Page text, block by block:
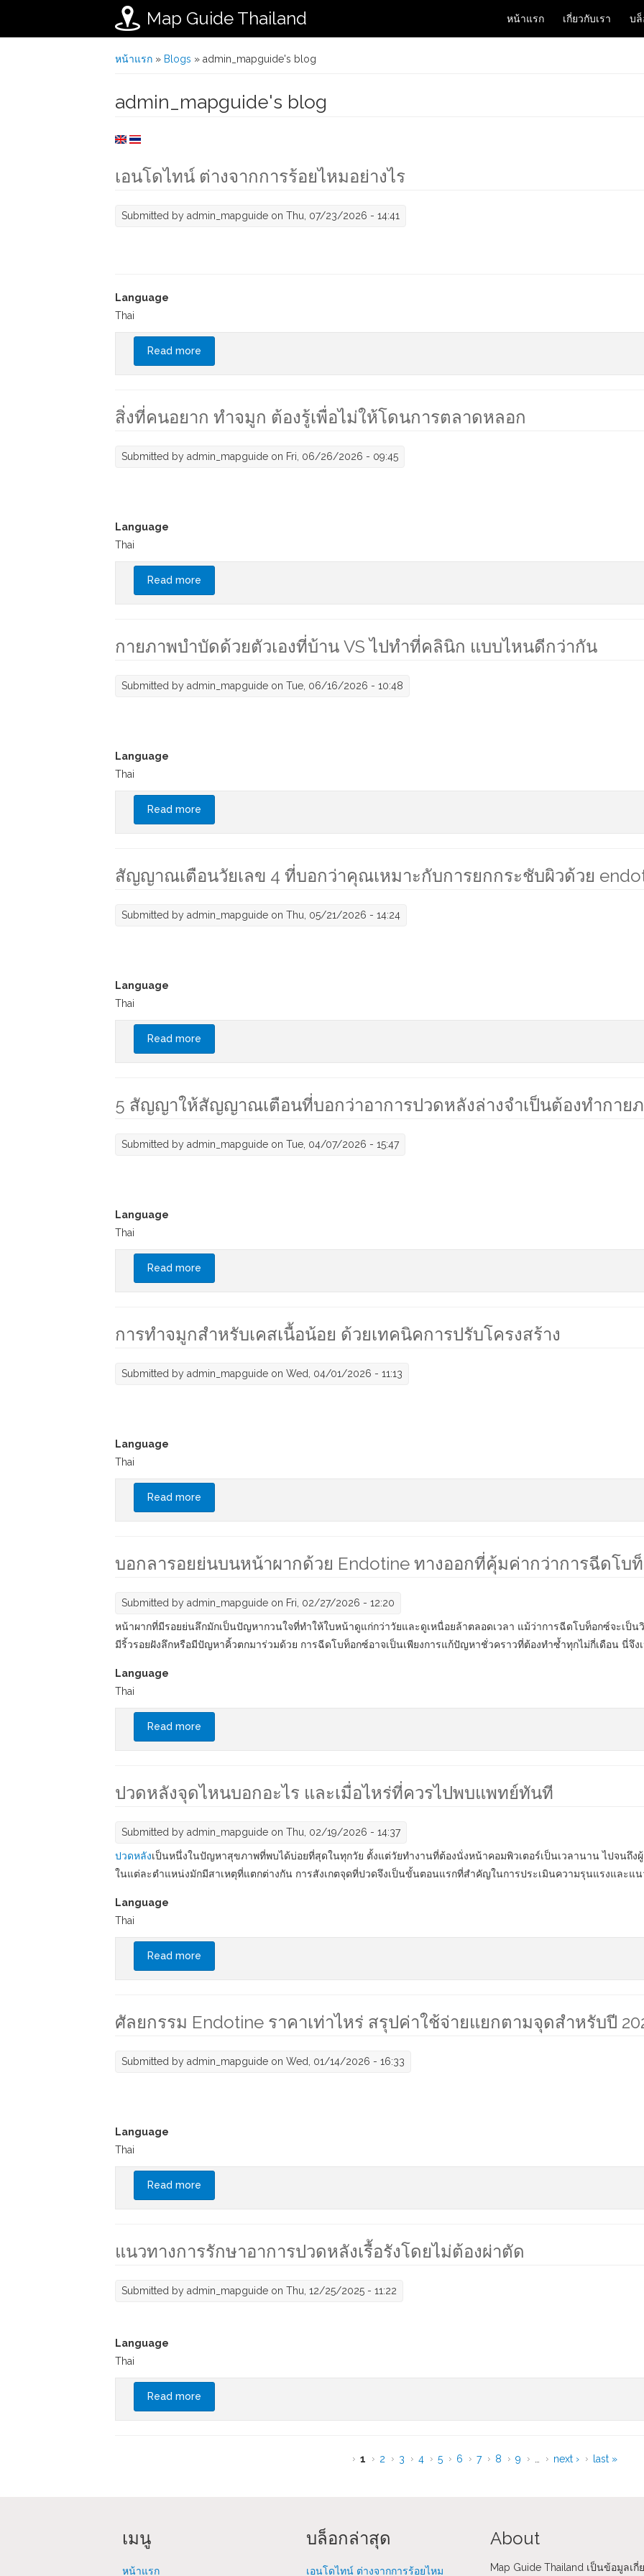
Map Guide Thailand หน้าแรก เกี่ยวกับเรา บล็
You are here
หน้าแรก » Blogs » admin_mapguide's blog
admin_mapguide's blog
เอนโดไทน์ ต่างจากการร้อยไหมอย่างไร
Submitted by admin_mapguide on Thu, 07/23/2026 - 14:41
Language
Thai
Read more
สิ่งที่คนอยาก ทำจมูก ต้องรู้เพื่อไม่ให้โดนการตลาดหลอก
Submitted by admin_mapguide on Fri, 06/26/2026 - 09:45
Language
Thai
Read more
กายภาพบำบัดด้วยตัวเองที่บ้าน VS ไปทำที่คลินิก แบบไหนดีกว่ากัน
Submitted by admin_mapguide on Tue, 06/16/2026 - 10:48
Language
Thai
Read more
สัญญาณเตือนวัยเลข 4 ที่บอกว่าคุณเหมาะกับการยกกระชับผิวด้วย
Submitted by admin_mapguide on Thu, 05/21/2026 - 14:24
Language
Thai
Read more
5 สัญญาให้สัญญาณเตือนที่บอกว่าอาการปวดหลังล่างจำเป็นต้องทำกาย
Submitted by admin_mapguide on Tue, 04/07/2026 - 15:47
Language
Thai
Read more
การทำจมูกสำหรับเคสเนื้อน้อย ด้วยเทคนิคการปรับโครงสร้าง
Submitted by admin_mapguide on Wed, 04/01/2026 - 11:13
Language
Thai
Read more
บอกลารอยย่นบนหน้าผากด้วย Endotine ทางออกที่คุ้มค่ากว่าการฉีดโบ
Submitted by admin_mapguide on Fri, 02/27/2026 - 12:20
หน้าผากที่มีรอยย่นลึกมักเป็นปัญหากวนใจที่ทำให้ใบหน้าดูแก่กว่าวัยและดูเหนื่อยล้าตลอดเวลา แม้ว่าการฉีดโบท็อกซ์จะเป็
มีริ้วรอยฝังลึกหรือมีปัญหาคิ้วตกมาร่วมด้วย การฉีดโบท็อกซ์อาจเป็นเพียงการแก้ปัญหาชั่วคราวที่ต้องทำซ้ำทุกไม่กี่เดือน นี่จึง
Language
Thai
Read more
ปวดหลังจุดไหนบอกอะไร และเมื่อไหร่ที่ควรไปพบแพทย์ทันที
Submitted by admin_mapguide on Thu, 02/19/2026 - 14:37
ปวดหลังเป็นหนึ่งในปัญหาสุขภาพที่พบได้บ่อยที่สุดในทุกวัย ตั้งแต่วัยทำงานที่ต้องนั่งหน้าคอมพิวเตอร์เป็นเวลานาน ไปจนถึง
ในแต่ละตำแหน่งมักมีสาเหตุที่แตกต่างกัน การสังเกตจุดที่ปวดจึงเป็นขั้นตอนแรกที่สำคัญในการประเมินความรุนแรงและแน
Language
Thai
Read more
ศัลยกรรม Endotine ราคาเท่าไหร่ สรุปค่าใช้จ่ายแยกตามจุดสำหรับปี
Submitted by admin_mapguide on Wed, 01/14/2026 - 16:33
Language
Thai
Read more
แนวทางการรักษาอาการปวดหลังเรื้อรังโดยไม่ต้องผ่าตัด
Submitted by admin_mapguide on Thu, 12/25/2025 - 11:22
Language
Thai
Read more
1 2 3 4 5 6 7 8 9 next › last »
เมนู
หน้าแรก
บล็อกล่าสุด
เอนโดไทน์ ต่างจากการร้อยไหม
About
Map Guide Thailand เป็นข้อมูลเกี่